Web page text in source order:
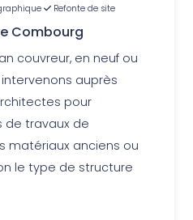
Refonte de site
Combourg
couvreur, en neuf ou
auprès
pour
de travaux de
matériaux anciens ou
le type de structure